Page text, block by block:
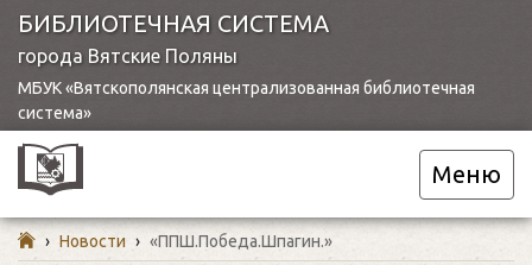
БИБЛИОТЕЧНАЯ СИСТЕМА
города Вятские Поляны
МБУК «Вятскополянская централизованная библиотечная
система»
Меню
› Новости › «ППШ.Победа.Шпагин.»